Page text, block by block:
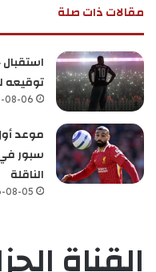
مقالات ذات صلة
توقيعه
08-06
موعد
الناقلة
08-05